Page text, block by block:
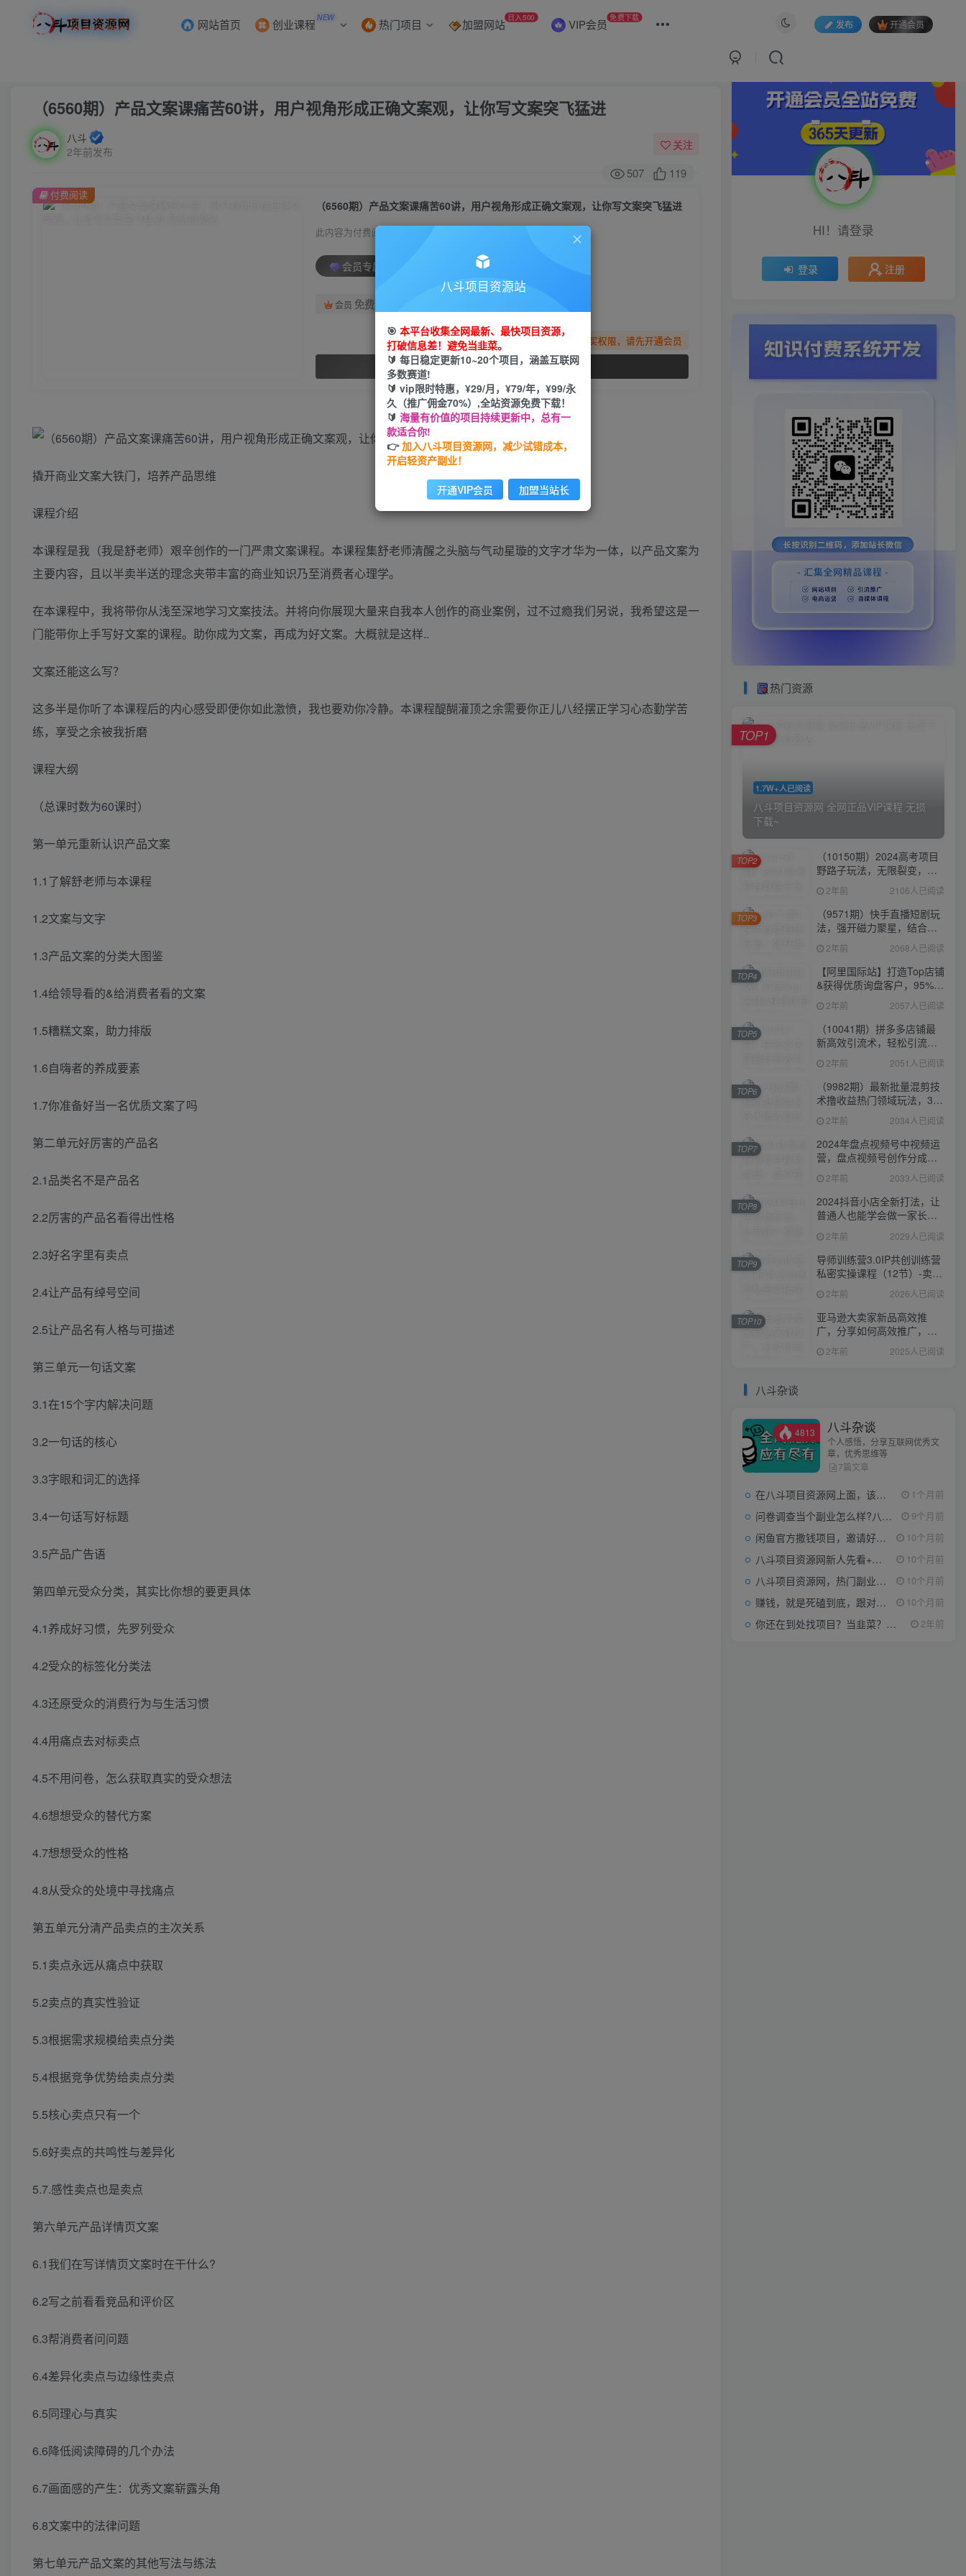
网站首页 创业课程 NEW 热门项目 加盟网站 日入500 VIP会员 免费下载
发布 开通会员
（6560期）产品文案课痛苦60讲，用户视角形成正确文案观，让你写文案突飞猛进
八斗
2年前发布
关注
507 119
（6560期）产品文案课痛苦60讲，用户视角形成正确文案观，让你写文案突飞猛进
此内容为付费阅读，请付费后查看
会员专属资源
会员 免费
您暂无购买权限，请先开通会员
开通会员
付费阅读
​撬开商业文案大铁门，培养产品思维
课程介绍
本课程是我（我是舒老师）艰辛创作的一门严肃文案课程。本课程集舒老师清醒之头脑与气动星璇的文字才华为一体，以产品文案为
主要内容，且以半卖半送的理念夹带丰富的商业知识乃至消费者心理学。
在本课程中，我将带你从浅至深地学习文案技法。并将向你展现大量来自我本人创作的商业案例，过不过瘾我们另说，我希望这是一
门能带你上手写好文案的课程。助你成为文案，再成为好文案。大概就是这样..
文案还能这么写？
这多半是你听了本课程后的内心感受即便你如此激愤，我也要劝你冷静。本课程醍醐灌顶之余需要你正儿八经摆正学习心态勤学苦
练，享受之余被我折磨
课程大纲
（总课时数为60课时）
第一单元重新认识产品文案
1.1了解舒老师与本课程
1.2文案与文字
1.3产品文案的分类大图鉴
1.4给领导看的&给消费者看的文案
1.5糟糕文案，助力排版
1.6自嗨者的养成要素
1.7你准备好当一名优质文案了吗
第二单元好厉害的产品名
2.1品类名不是产品名
2.2厉害的产品名看得出性格
2.3好名字里有卖点
2.4让产品有绰号空间
2.5让产品名有人格与可描述
第三单元一句话文案
3.1在15个字内解决问题
3.2一句话的核心
3.3字眼和词汇的选择
3.4一句话写好标题
3.5产品广告语
第四单元受众分类，其实比你想的要更具体
4.1养成好习惯，先罗列受众
4.2受众的标签化分类法
4.3还原受众的消费行为与生活习惯
4.4用痛点去对标卖点
4.5不用问卷，怎么获取真实的受众想法
4.6想想受众的替代方案
4.7想想受众的性格
4.8从受众的处境中寻找痛点
第五单元分清产品卖点的主次关系
5.1卖点永远从痛点中获取
5.2卖点的真实性验证
5.3根据需求规模给卖点分类
5.4根据竞争优势给卖点分类
5.5核心卖点只有一个
5.6好卖点的共鸣性与差异化
5.7.感性卖点也是卖点
第六单元产品详情页文案
6.1我们在写详情页文案时在干什么?
6.2写之前看看竞品和评价区
6.3帮消费者问问题
6.4差异化卖点与边缘性卖点
6.5同理心与真实
6.6降低阅读障碍的几个办法
6.7画面感的产生：优秀文案崭露头角
6.8文案中的法律问题
第七单元产品文案的其他写法与练法
HI！请登录
登录 注册
热门资源
1.7W+人已阅读
八斗项目资源网 全网正品VIP课程 无损
下载~
TOP1
（10150期）2024高考项目
野路子玩法，无限裂变，最
高一天1W＋！
2年前 2106人已阅读
TOP2
（9571期）快手直播短剧玩
法，强开磁力聚星，结合多
种变现方式日入600+
2年前 2068人已阅读
TOP3
【阿里国际站】打造Top店铺
&获得优质询盘客户，​95%的
国际站讲师不会说的运营技
巧 2年前 2057人已阅读
TOP4
（10041期）拼多多店铺最
新高效引流术，轻松引流
400+创业粉，精准日变现五
位数！
2年前 2051人已阅读
TOP5
（9982期）最新批量混剪技
术撸收益热门领域玩法，3分
钟一条原创视频，轻松日入
1000＋
2年前 2034人已阅读
TOP6
2024年盘点视频号中视频运
营，盘点视频号创作分成计
划，快速过原创日入300+
2年前 2033人已阅读
TOP7
2024抖音小店全新打法，让
普通人也能学会做一家长久
稳定赚钱的抖店
2年前 2029人已阅读
TOP8
导师训练营3.0IP共创训练营
私密实操课程（12节）-卖项
目的密码成功秘诀
2年前 2026人已阅读
TOP9
亚马逊大卖家新品高效推
广，分享如何高效推广，打
造百万美金爆款单品
2年前 2025人已阅读
TOP10
八斗杂谈
4813 八斗杂谈
个人感悟，分享互联网优秀文
章，优秀思维等
7篇文章
在八斗项目资源网上面，该看什么类型的赚钱项目 1个月前
问卷调查当个副业怎么样?八斗告诉你 9个月前
闲鱼官方撒钱项目，邀请好友领现金，单价1-8元，0成本可以当个小副业 10个月前
八斗项目资源网新人先看+领取【0撸小项目+互联网工具箱】 10个月前
八斗项目资源网，热门副业项目任你选，每日持续更新 10个月前
赚钱，就是死磕到底，跟对人做对事。 10个月前
你还在到处找项目？当韭菜？我靠项目资源网也能月如过万。 2年前
八斗项目资源站
🎯 本平台收集全网最新、最快项目资源，
打破信息差！避免当韭菜。
🔰 每日稳定更新10~20个项目，涵盖互联网
多数赛道!
🔰 vip限时特惠，¥29/月，¥79/年，¥99/永
久（推广佣金70%）,全站资源免费下载！
🔰 海量有价值的项目持续更新中，总有一
款适合你!
👉加入八斗项目资源网，减少试错成本，
开启轻资产副业！
开通VIP会员 加盟当站长